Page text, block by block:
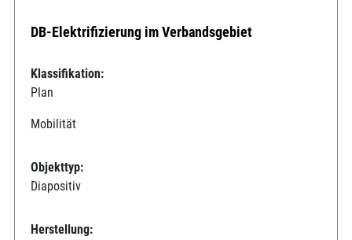
DB-Elektrifizierung im Verbandsgebiet
Klassifikation:
Plan
Mobilität
Objekttyp:
Diapositiv
Herstellung: